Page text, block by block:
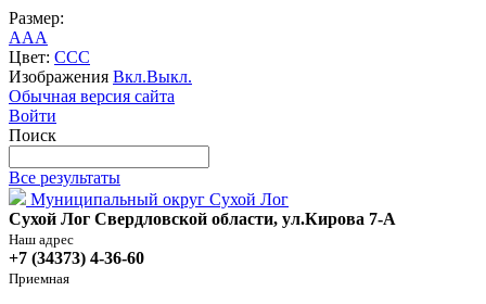
Размер:
AAA
Цвет: CCC
Изображения Вкл.Выкл.
Обычная версия сайта
Войти
Поиск
Все результаты
Муниципальный округ Сухой Лог
Сухой Лог Свердловской области, ул.Кирова 7-А
Наш адрес
+7 (34373) 4-36-60
Приемная